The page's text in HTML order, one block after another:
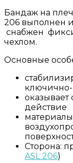
Бандаж на
206 выполнен
снабжен
чехлом.
Основные
действие
Сторона:
ASL 206)